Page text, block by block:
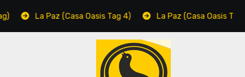
La Paz (Casa Oasis Tag 4) La Paz (Casa Oasis Tag 3)